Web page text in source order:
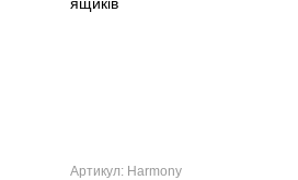
Артикул: Harmony